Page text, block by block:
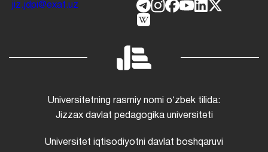
jiz.jdpi@exat.uz
Universitetning rasmiy nomi oʻzbek tilida:
Jizzax davlat pedagogika universiteti
Universitet iqtisodiyotni davlat boshqaruvi